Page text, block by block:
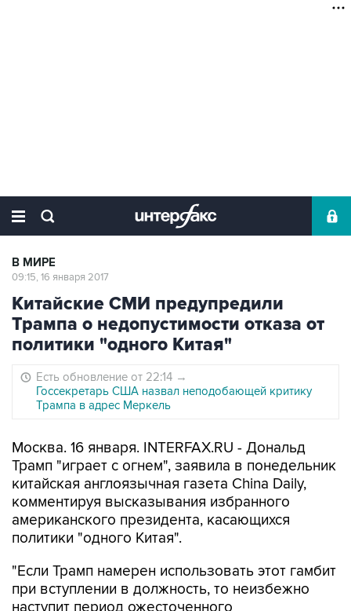
В МИРЕ
09:15, 16 января 2017
Китайские СМИ предупредили
Трампа о недопустимости отказа от
политики "одного Китая"
Есть обновление от 22:14 →
Госсекретарь США назвал неподобающей критику
Трампа в адрес Меркель
Москва. 16 января. INTERFAX.RU - Дональд
Трамп "играет с огнем", заявила в понедельник
китайская англоязычная газета China Daily,
комментируя высказывания избранного
американского президента, касающихся
политики "одного Китая".
"Если Трамп намерен использовать этот гамбит
при вступлении в должность, то неизбежно